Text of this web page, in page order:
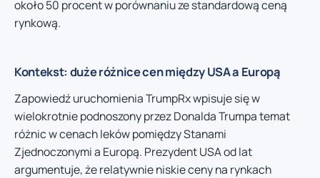
około 50 procent w porównaniu ze standardową ceną
rynkową.
Kontekst: duże różnice cen między USA a Europą
Zapowiedź uruchomienia TrumpRx wpisuje się w
wielokrotnie podnoszony przez Donalda Trumpa temat
różnic w cenach leków pomiędzy Stanami
Zjednoczonymi a Europą. Prezydent USA od lat
argumentuje, że relatywnie niskie ceny na rynkach